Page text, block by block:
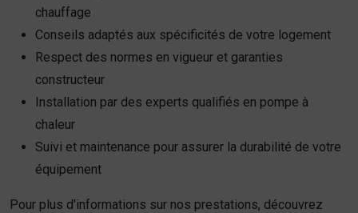
chauffage
Conseils adaptés aux spécificités de votre logement
Respect des normes en vigueur et garanties
constructeur
Installation par des experts qualifiés en pompe à
chaleur
Suivi et maintenance pour assurer la durabilité de votre
équipement
Pour plus d'informations sur nos prestations, découvrez